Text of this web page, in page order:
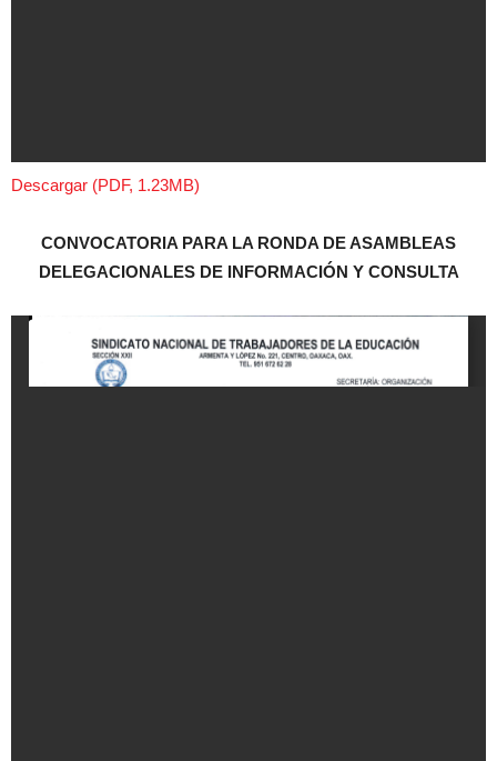
Descargar (PDF, 1.23MB)
CONVOCATORIA PARA LA RONDA DE ASAMBLEAS
DELEGACIONALES DE INFORMACIÓN Y CONSULTA